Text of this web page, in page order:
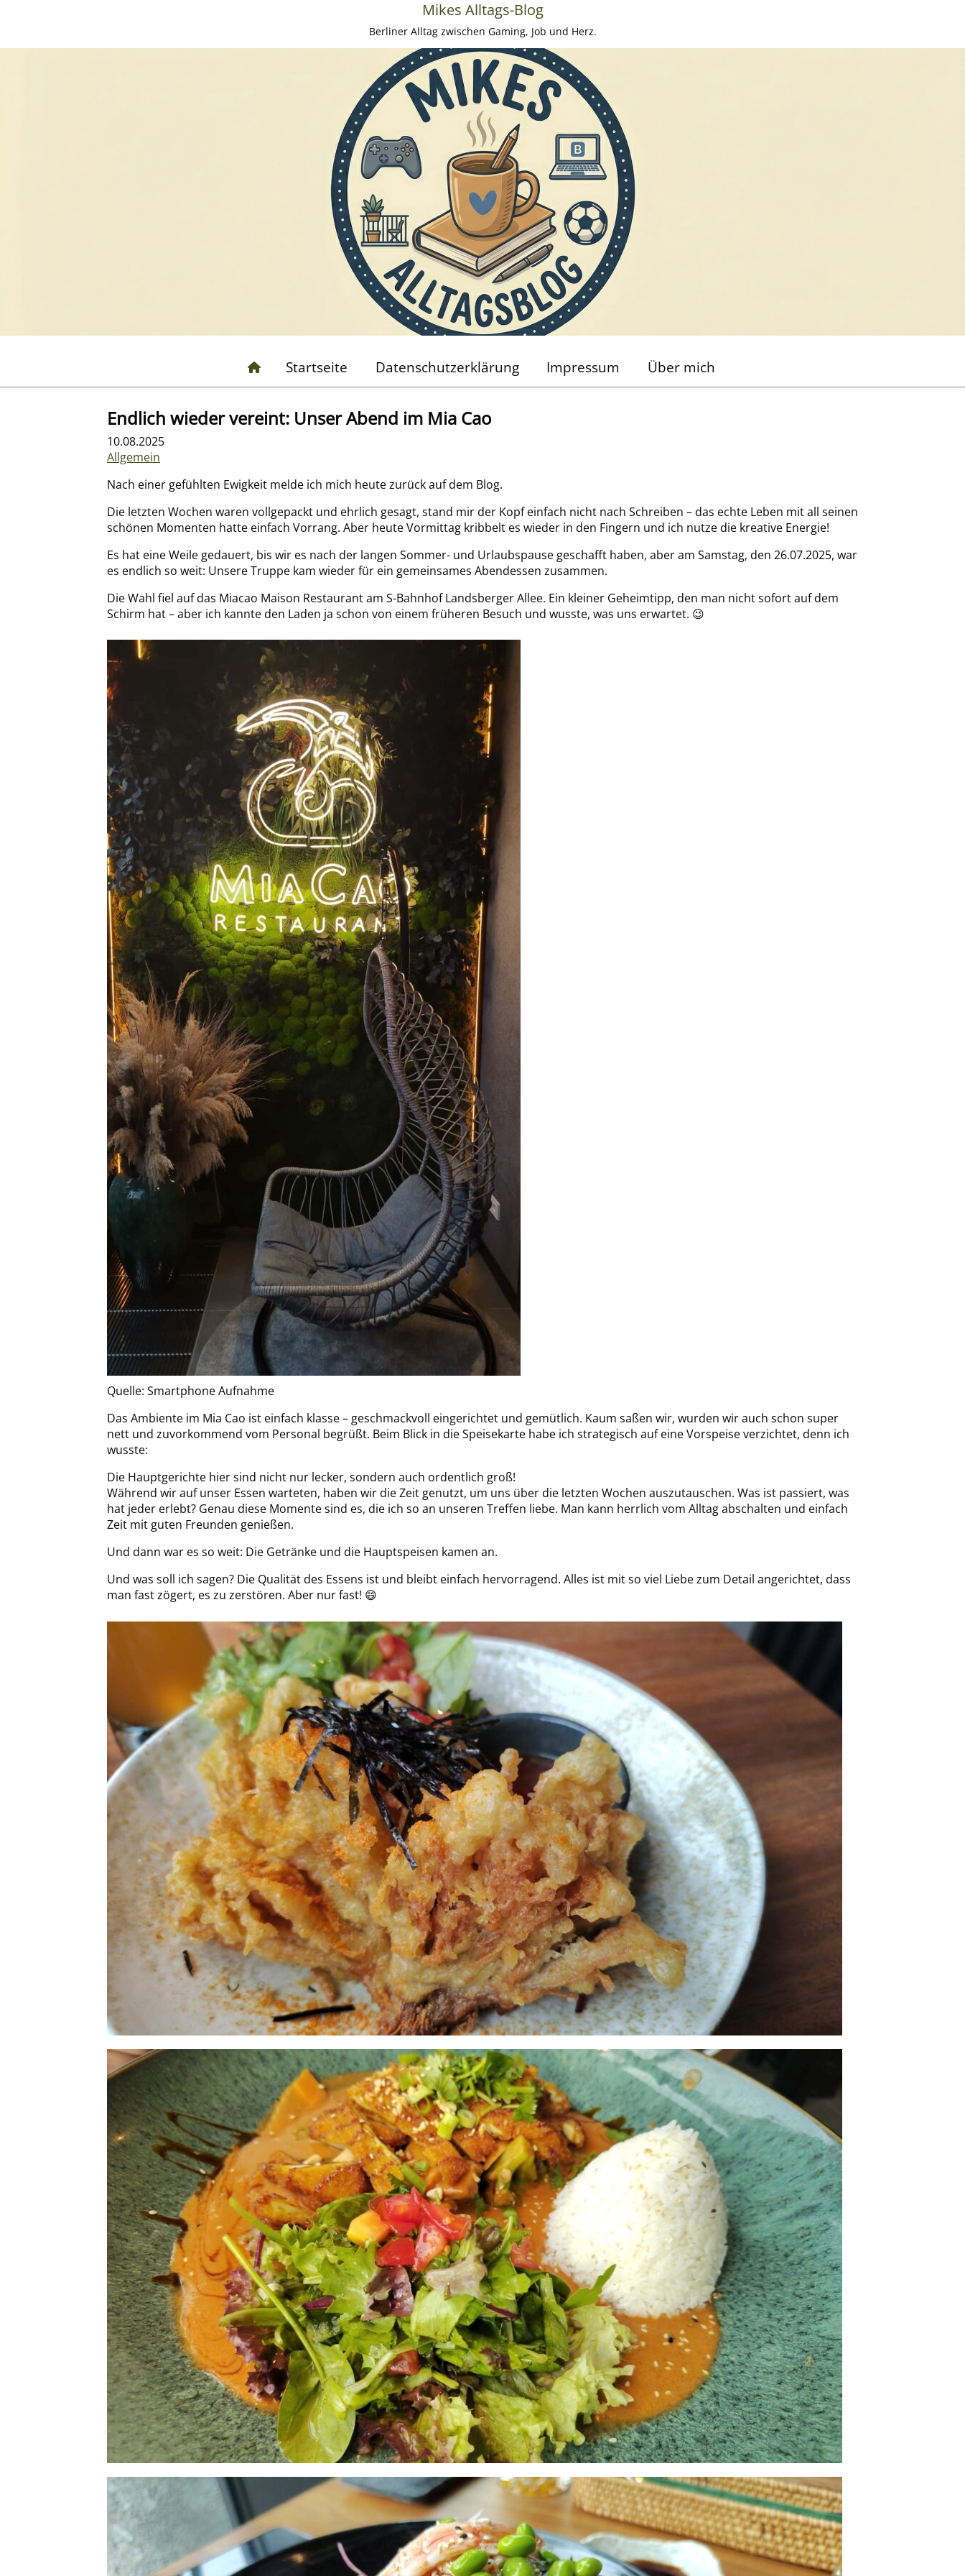
Mikes Alltags-Blog
Berliner Alltag zwischen Gaming, Job und Herz.
Startseite Datenschutzerklärung Impressum Über mich
Endlich wieder vereint: Unser Abend im Mia Cao
10.08.2025
Allgemein
Nach einer gefühlten Ewigkeit melde ich mich heute zurück auf dem Blog.
Die letzten Wochen waren vollgepackt und ehrlich gesagt, stand mir der Kopf einfach nicht nach Schreiben – das echte Leben mit all seinen
schönen Momenten hatte einfach Vorrang. Aber heute Vormittag kribbelt es wieder in den Fingern und ich nutze die kreative Energie!
Es hat eine Weile gedauert, bis wir es nach der langen Sommer- und Urlaubspause geschafft haben, aber am Samstag, den 26.07.2025, war
es endlich so weit: Unsere Truppe kam wieder für ein gemeinsames Abendessen zusammen.
Die Wahl fiel auf das Miacao Maison Restaurant am S-Bahnhof Landsberger Allee. Ein kleiner Geheimtipp, den man nicht sofort auf dem
Schirm hat – aber ich kannte den Laden ja schon von einem früheren Besuch und wusste, was uns erwartet. 😉
Quelle: Smartphone Aufnahme
Das Ambiente im Mia Cao ist einfach klasse – geschmackvoll eingerichtet und gemütlich. Kaum saßen wir, wurden wir auch schon super
nett und zuvorkommend vom Personal begrüßt. Beim Blick in die Speisekarte habe ich strategisch auf eine Vorspeise verzichtet, denn ich
wusste:
Die Hauptgerichte hier sind nicht nur lecker, sondern auch ordentlich groß!
Während wir auf unser Essen warteten, haben wir die Zeit genutzt, um uns über die letzten Wochen auszutauschen. Was ist passiert, was
hat jeder erlebt? Genau diese Momente sind es, die ich so an unseren Treffen liebe. Man kann herrlich vom Alltag abschalten und einfach
Zeit mit guten Freunden genießen.
Und dann war es so weit: Die Getränke und die Hauptspeisen kamen an.
Und was soll ich sagen? Die Qualität des Essens ist und bleibt einfach hervorragend. Alles ist mit so viel Liebe zum Detail angerichtet, dass
man fast zögert, es zu zerstören. Aber nur fast! 😄